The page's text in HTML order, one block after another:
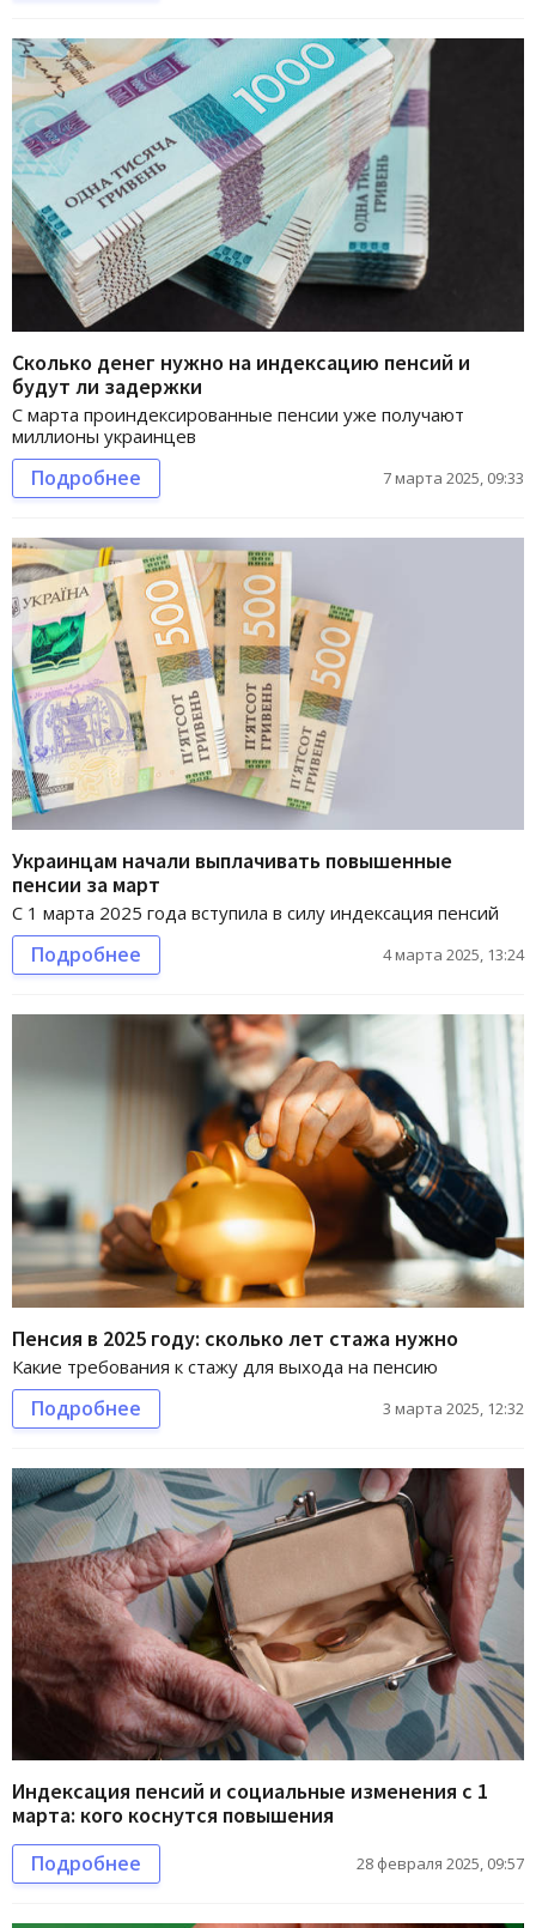
Сколько денег нужно на индексацию пенсий и
будут ли задержки
С марта проиндексированные пенсии уже получают
миллионы украинцев
Подробнее 7 марта 2025, 09:33
Украинцам начали выплачивать повышенные
пенсии за март
С 1 марта 2025 года вступила в силу индексация пенсий
Подробнее 4 марта 2025, 13:24
Пенсия в 2025 году: сколько лет стажа нужно
Какие требования к стажу для выхода на пенсию
Подробнее 3 марта 2025, 12:32
Индексация пенсий и социальные изменения с 1
марта: кого коснутся повышения
Подробнее 28 февраля 2025, 09:57